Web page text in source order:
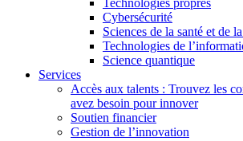
Technologies propres
Cybersécurité
Sciences de la santé et de
Technologies de
Science quantique
Services
Accès aux talents : Trouvez les
avez besoin pour innover
Soutien financier
Gestion de l’innovation